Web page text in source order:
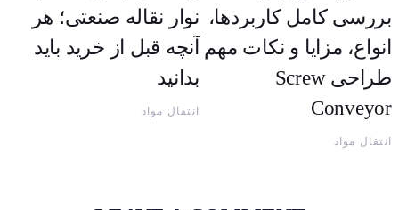
بررسی کامل کاربردها،
انواع، مزایا و نکات مهم
طراحی Screw
Conveyor
انتقال مواد
نوار نقاله صنعتی؛ هر
آنچه قبل از خرید باید
بدانید
انتقال مواد